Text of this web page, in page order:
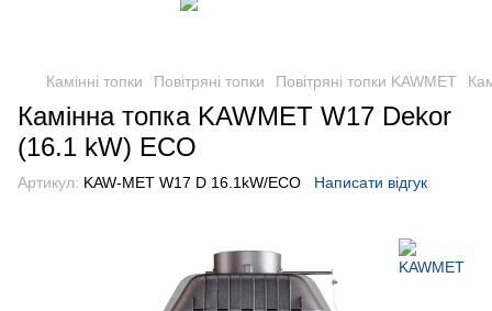
Камінні топки Повітряні топки Повітряні топки KAWMET
Камінна топка KAWMET W17 Dekor
(16.1 kW) ECO
Артикул: KAW-MET W17 D 16.1kW/ECO Написати відгук